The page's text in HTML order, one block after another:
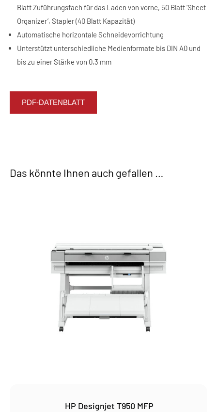
Blatt Zuführungsfach für das Laden von vorne, 50 Blatt ‘Sheet
Organizer’, Stapler (40 Blatt Kapazität)
Automatische horizontale Schneidevorrichtung
Unterstützt unterschiedliche Medienformate bis DIN A0 und
bis zu einer Stärke von 0,3 mm
PDF-DATENBLATT
Das könnte Ihnen auch gefallen …
HP Designjet T950 MFP